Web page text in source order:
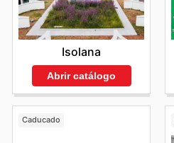
Isolana
Abrir catálogo
Caducado